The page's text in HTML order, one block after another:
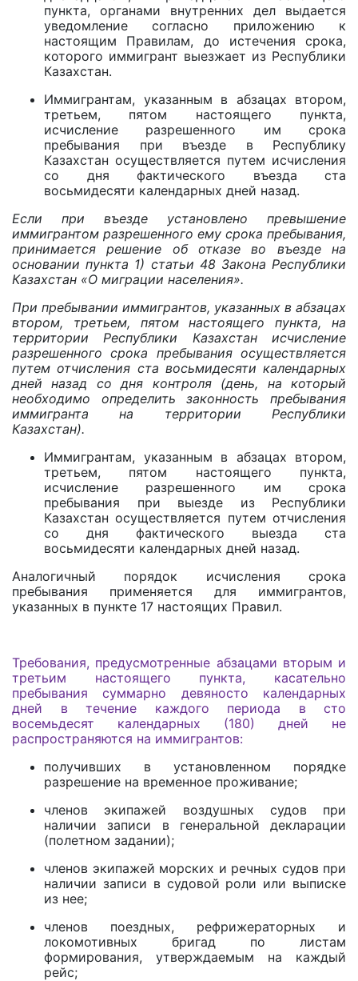
пункта, органами внутренних дел выдается
уведомление согласно приложению к
настоящим Правилам, до истечения срока,
которого иммигрант выезжает из Республики
Казахстан.
Иммигрантам, указанным в абзацах втором,
третьем, пятом настоящего пункта,
исчисление разрешенного им срока
пребывания при въезде в Республику
Казахстан осуществляется путем исчисления
со дня фактического въезда ста
восьмидесяти календарных дней назад.
Если при въезде установлено превышение
иммигрантом разрешенного ему срока пребывания,
принимается решение об отказе во въезде на
основании пункта 1) статьи 48 Закона Республики
Казахстан «О миграции населения».
При пребывании иммигрантов, указанных в абзацах
втором, третьем, пятом настоящего пункта, на
территории Республики Казахстан исчисление
разрешенного срока пребывания осуществляется
путем отчисления ста восьмидесяти календарных
дней назад со дня контроля (день, на который
необходимо определить законность пребывания
иммигранта на территории Республики
Казахстан).
Иммигрантам, указанным в абзацах втором,
третьем, пятом настоящего пункта,
исчисление разрешенного им срока
пребывания при выезде из Республики
Казахстан осуществляется путем отчисления
со дня фактического выезда ста
восьмидесяти календарных дней назад.
Аналогичный порядок исчисления срока
пребывания применяется для иммигрантов,
указанных в пункте 17 настоящих Правил.
Требования, предусмотренные абзацами вторым и
третьим настоящего пункта, касательно
пребывания суммарно девяносто календарных
дней в течение каждого периода в сто
восемьдесят календарных (180) дней не
распространяются на иммигрантов:
получивших в установленном порядке
разрешение на временное проживание;
членов экипажей воздушных судов при
наличии записи в генеральной декларации
(полетном задании);
членов экипажей морских и речных судов при
наличии записи в судовой роли или выписке
из нее;
членов поездных, рефрижераторных и
локомотивных бригад по листам
формирования, утверждаемым на каждый
рейс;